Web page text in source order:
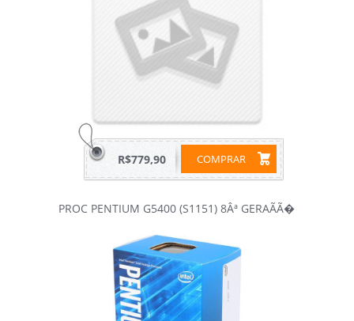
COMPRAR
R$779,90
PROC PENTIUM G5400 (S1151) 8Âª GERAÃÃ�